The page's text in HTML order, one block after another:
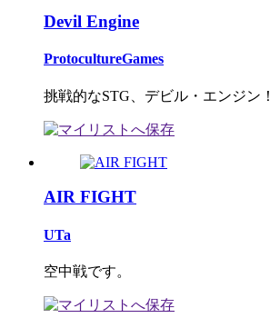
Devil Engine
ProtocultureGames
挑戦的なSTG、デビル・エンジン！
AIR FIGHT
UTa
空中戦です。